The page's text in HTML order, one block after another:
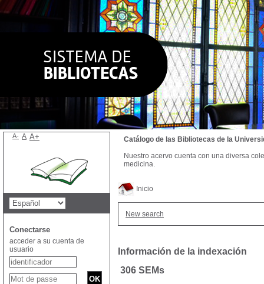
Inicio
New search
Información de la indexación
306 SEMs
Catálogo de las Bibliotecas de la
Nuestro acervo cuenta con una diversa
medicina.
A- A A+
Conectarse
acceder a su cuenta de
usuario